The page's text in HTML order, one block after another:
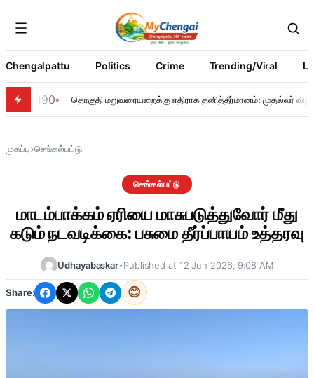
Chengalpattu Politics Crime Trending/Viral
190 தொகுதி மறுவரையறைக்கு எதிராக தனித்தீர்மானம்: முதல்வர் விஜய்
முகப்பு›செங்கல்பட்டு
செங்கல்பட்டு
மாடம்பாக்கம் ஏரியை மாசுபடுத்துவோர் மீது
கடும் நடவடிக்கை: பசுமை தீர்ப்பாயம் உத்தரவு
Udhayabaskar•Published at 12 Jun 2026, 9:08 AM
Share: 😊